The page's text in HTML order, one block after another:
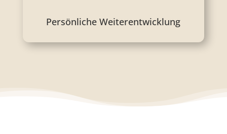
Persönliche Weiterentwicklung